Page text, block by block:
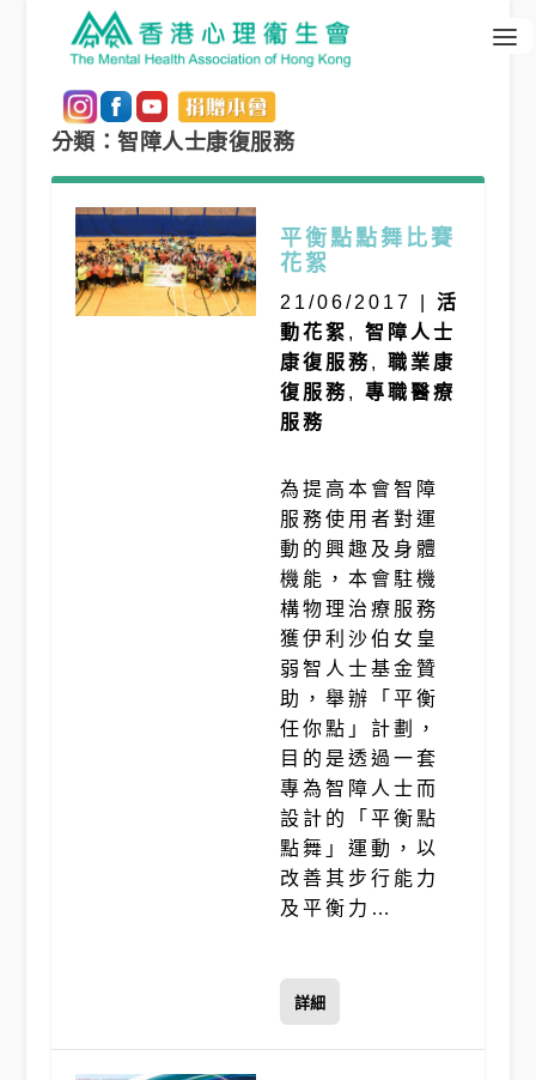
分類：智障人士康復服務
平衡點點舞比賽
花絮
21/06/2017
活
動花絮 , 智障人士
康復服務, 職業康
復服務, 專職醫療
服務
為提高本會智障
服務使用者對運
動的興趣及身體
機能，本會駐機
構物理治療服務
獲伊利沙伯女皇
弱智人士基金贊
助，舉辦「平衡
任你點」計劃，
目的是透過一套
專為智障人士而
設計的「平衡點
點舞」運動，以
改善其步行能力
及平衡力…
詳細